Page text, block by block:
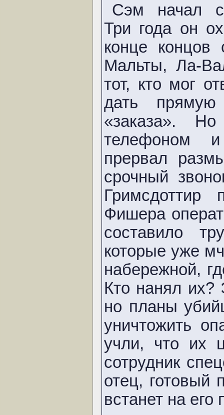
Сэм начал
Три года он
конце концов
Мальты, Ла-
тот, кто мог
дать прямую
«заказа».
телефоном
прервал
срочный
Фишера
составило
которые уже
набережной,
Кто нанял их?
но планы
уничтожить
учли, что их
сотрудник
отец, готовый
встанет на его